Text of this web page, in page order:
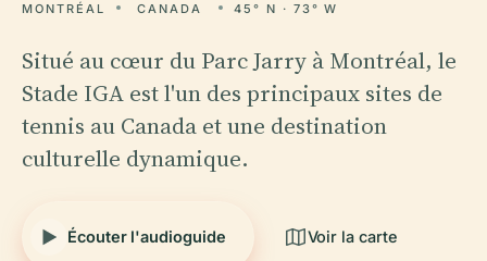
MONTRÉAL CANADA 45° N · 73° W
Situé au cœur du Parc Jarry à Montréal, le
Stade IGA est l'un des principaux sites de
tennis au Canada et une destination
culturelle dynamique.
Écouter l'audioguide Voir la carte